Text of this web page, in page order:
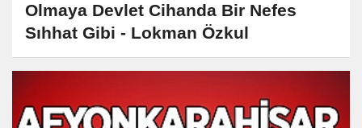
Olmaya Devlet Cihanda Bir Nefes
Sıhhat Gibi - Lokman Özkul